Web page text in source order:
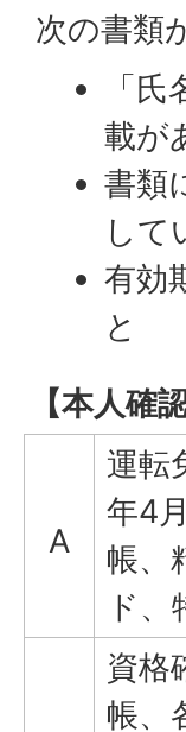
次の書類
「
載が
書類
して
有効
と
【本人確
A
運転
年4
帳、
ド
資格
帳、